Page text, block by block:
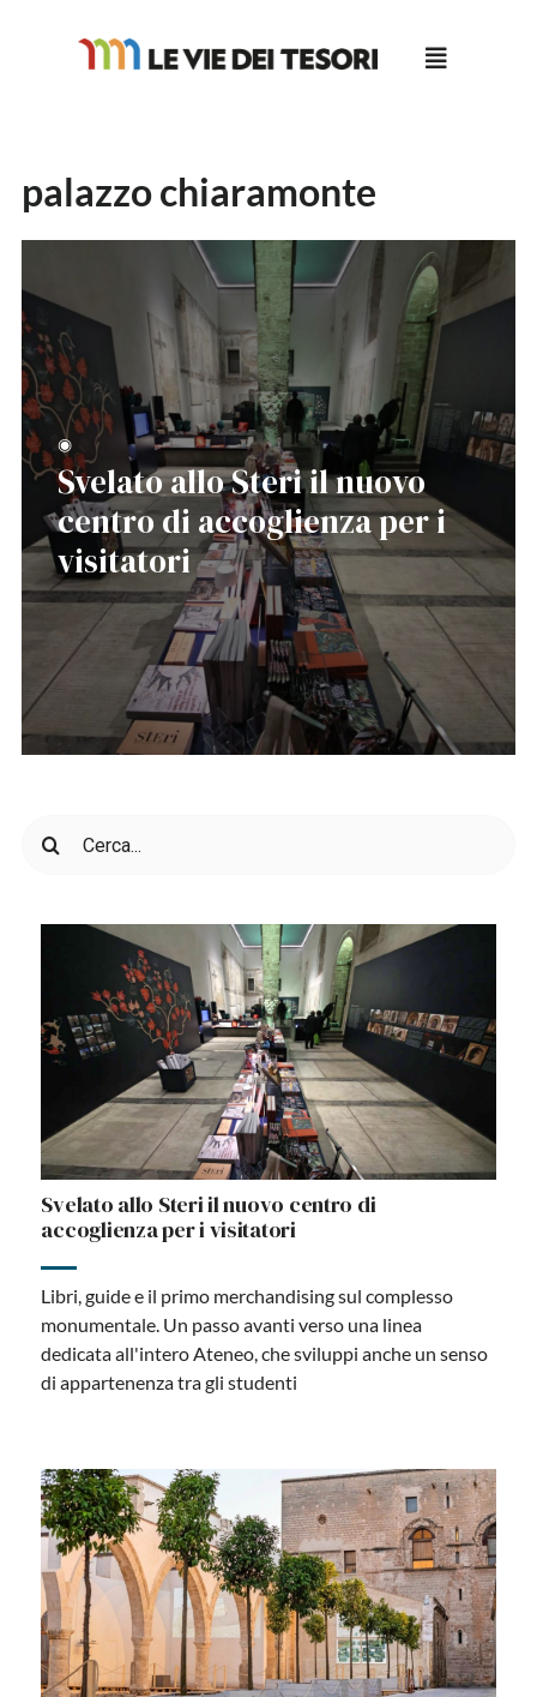
palazzo chiaramonte
◉
Svelato allo Steri il nuovo
centro di accoglienza per i
visitatori
per:
Svelato allo Steri il nuovo centro di
accoglienza per i visitatori
Libri, guide e il primo merchandising sul complesso
monumentale. Un passo avanti verso una linea
dedicata all'intero Ateneo, che sviluppi anche un senso
di appartenenza tra gli studenti